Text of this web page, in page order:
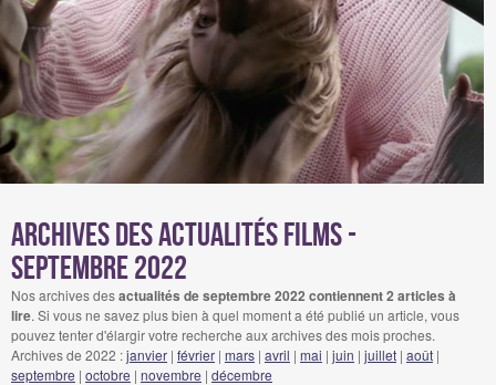
Archives des actualités films -
septembre 2022
Nos archives desactualités de septembre 2022 contiennent 2 articles à
lire. Si vous ne savez plus bien à quel moment a été publié un article, vous
pouvez tenter d'élargir votre recherche aux archives des mois proches.
Archives de 2022 :janvier | février | mars | avril | mai | juin | juillet | août |
septembre | octobre | novembre | décembre